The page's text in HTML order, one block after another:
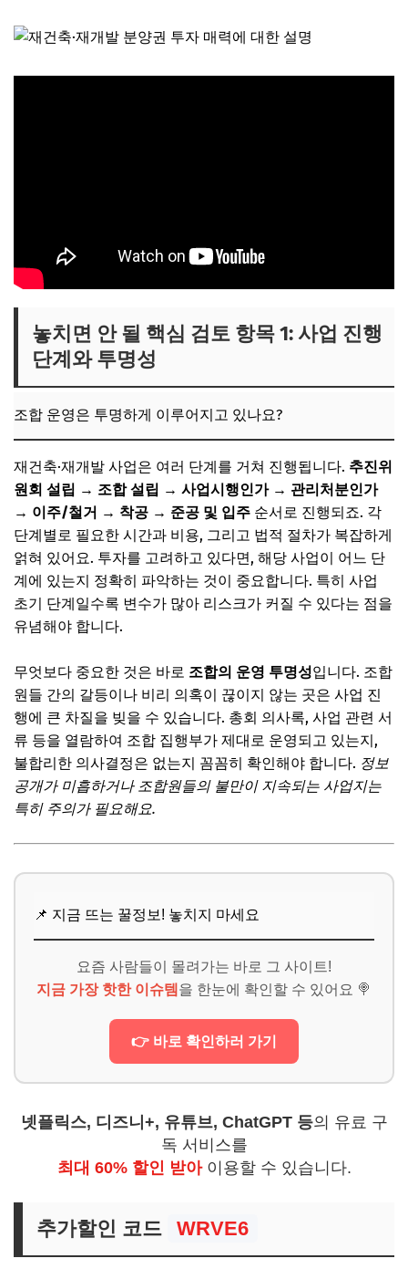
놓치면 안 될 핵심 검토 항목 1: 사업 진행
단계와 투명성
조합 운영은 투명하게 이루어지고 있나요?
재건축·재개발 사업은 여러 단계를 거쳐 진행됩니다. 추진위
원회 설립 → 조합 설립 → 사업시행인가 → 관리처분인가
→ 이주/철거 → 착공 → 준공 및 입주 순서로 진행되죠. 각
단계별로 필요한 시간과 비용, 그리고 법적 절차가 복잡하게
얽혀 있어요. 투자를 고려하고 있다면, 해당 사업이 어느 단
계에 있는지 정확히 파악하는 것이 중요합니다. 특히 사업
초기 단계일수록 변수가 많아 리스크가 커질 수 있다는 점을
유념해야 합니다.
무엇보다 중요한 것은 바로 조합의 운영 투명성입니다. 조합
원들 간의 갈등이나 비리 의혹이 끊이지 않는 곳은 사업 진
행에 큰 차질을 빚을 수 있습니다. 총회 의사록, 사업 관련 서
류 등을 열람하여 조합 집행부가 제대로 운영되고 있는지,
불합리한 의사결정은 없는지 꼼꼼히 확인해야 합니다. 정보
공개가 미흡하거나 조합원들의 불만이 지속되는 사업지는
특히 주의가 필요해요.
📌 지금 뜨는 꿀정보! 놓치지 마세요
요즘 사람들이 몰려가는 바로 그 사이트!
지금 가장 핫한 이슈템 을 한눈에 확인할 수 있어요 🍭
👉 바로 확인하러 가기
넷플릭스, 디즈니+, 유튜브, ChatGPT 등의 유료 구
독 서비스를
최대 60% 할인 받아이용할 수 있습니다.
추가할인 코드 WRVE6